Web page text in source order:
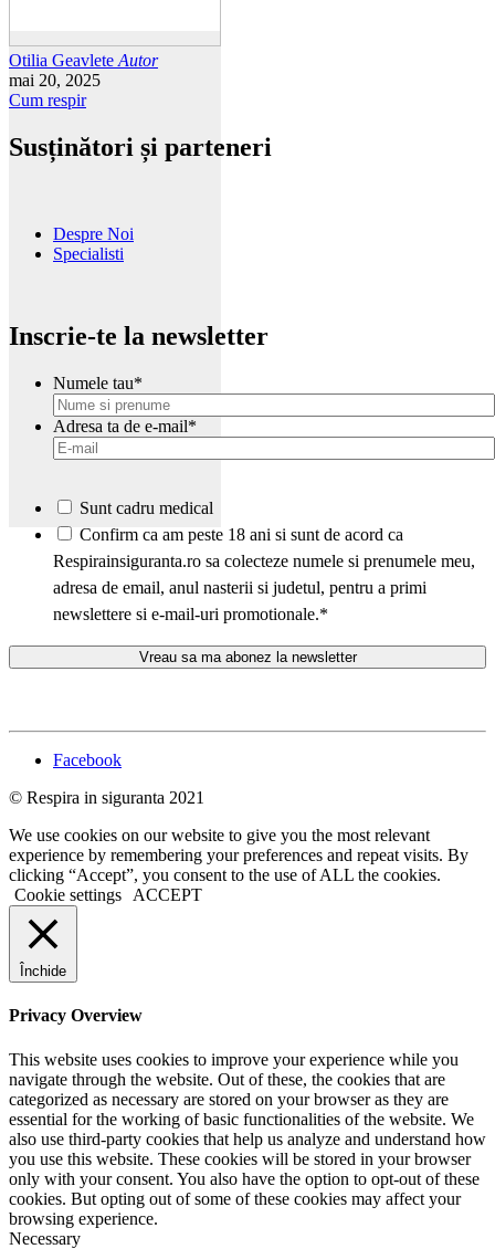
Otilia Geavlete Autor
mai 20, 2025
Cum respir
Susținători și parteneri
Despre Noi
Specialisti
Inscrie-te la newsletter
Numele tau*
Adresa ta de e-mail*
Sunt cadru medical
*
Confirm ca am peste 18 ani si sunt de acord ca
Respirainsiguranta.ro sa colecteze numele si prenumele meu,
adresa de email, anul nasterii si judetul, pentru a primi
newslettere si e-mail-uri promotionale.*
Facebook
© Respira in siguranta 2021
We use cookies on our website to give you the most relevant
experience by remembering your preferences and repeat visits. By
clicking “Accept”, you consent to the use of ALL the cookies.
Cookie settings
ACCEPT
Închide
Privacy Overview
This website uses cookies to improve your experience while you
navigate through the website. Out of these, the cookies that are
categorized as necessary are stored on your browser as they are
essential for the working of basic functionalities of the website. We
also use third-party cookies that help us analyze and understand how
you use this website. These cookies will be stored in your browser
only with your consent. You also have the option to opt-out of these
cookies. But opting out of some of these cookies may affect your
browsing experience.
Necessary